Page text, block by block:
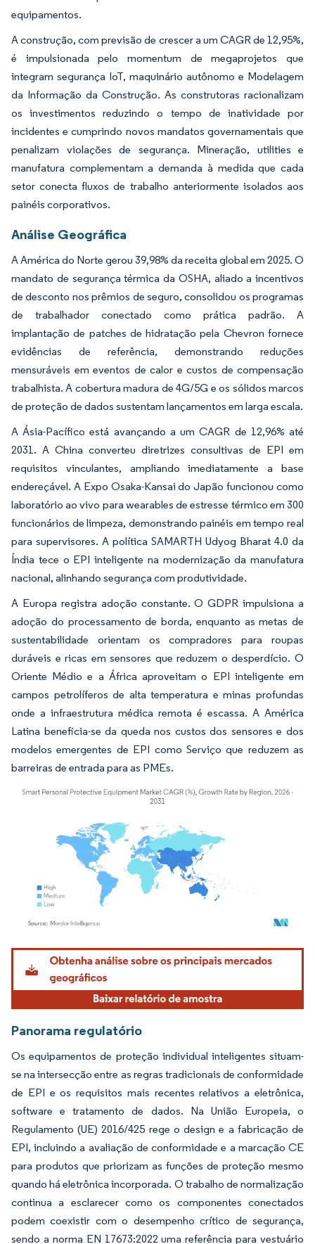
equipamentos.
A construção, com previsão de crescer a um CAGR de 12,95%,
é impulsionada pelo momentum de megaprojetos que
integram segurança IoT, maquinário autônomo e Modelagem
da Informação da Construção. As construtoras racionalizam
os investimentos reduzindo o tempo de inatividade por
incidentes e cumprindo novos mandatos governamentais que
penalizam violações de segurança. Mineração, utilities e
manufatura complementam a demanda à medida que cada
setor conecta fluxos de trabalho anteriormente isolados aos
painéis corporativos.
Análise Geográfica
A América do Norte gerou 39,98% da receita global em 2025. O
mandato de segurança térmica da OSHA, aliado a incentivos
de desconto nos prêmios de seguro, consolidou os programas
de trabalhador conectado como prática padrão. A
implantação de patches de hidratação pela Chevron fornece
evidências de referência, demonstrando reduções
mensuráveis em eventos de calor e custos de compensação
trabalhista. A cobertura madura de 4G/5G e os sólidos marcos
de proteção de dados sustentam lançamentos em larga escala.
A Ásia-Pacífico está avançando a um CAGR de 12,96% até
2031. A China converteu diretrizes consultivas de EPI em
requisitos vinculantes, ampliando imediatamente a base
endereçável. A Expo Osaka-Kansai do Japão funcionou como
laboratório ao vivo para wearables de estresse térmico em 300
funcionários de limpeza, demonstrando painéis em tempo real
para supervisores. A política SAMARTH Udyog Bharat 4.0 da
Índia tece o EPI inteligente na modernização da manufatura
nacional, alinhando segurança com produtividade.
A Europa registra adoção constante. O GDPR impulsiona a
adoção do processamento de borda, enquanto as metas de
sustentabilidade orientam os compradores para roupas
duráveis e ricas em sensores que reduzem o desperdício. O
Oriente Médio e a África aproveitam o EPI inteligente em
campos petrolíferos de alta temperatura e minas profundas
onde a infraestrutura médica remota é escassa. A América
Latina beneficia-se da queda nos custos dos sensores e dos
modelos emergentes de EPI como Serviço que reduzem as
barreiras de entrada para as PMEs.
Imagem © Mordor Intelligence. O reuso requer atribuição conforme CC BY 4.0.
Panorama regulatório
Os equipamentos de proteção individual inteligentes situam-
se na intersecção entre as regras tradicionais de conformidade
de EPI e os requisitos mais recentes relativos a eletrônica,
software e tratamento de dados. Na União Europeia, o
Regulamento (UE) 2016/425 rege o design e a fabricação de
EPI, incluindo a avaliação de conformidade e a marcação CE
para produtos que priorizam as funções de proteção mesmo
quando há eletrônica incorporada. O trabalho de normalização
continua a esclarecer como os componentes conectados
podem coexistir com o desempenho crítico de segurança,
sendo a norma EN 17673:2022 uma referência para vestuário